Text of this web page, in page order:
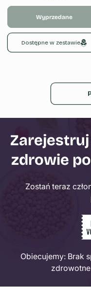
regularna
Wyprzedane
Dostępne w zestawie
zdrowie
Zostań teraz
Obiecujemy: Brak